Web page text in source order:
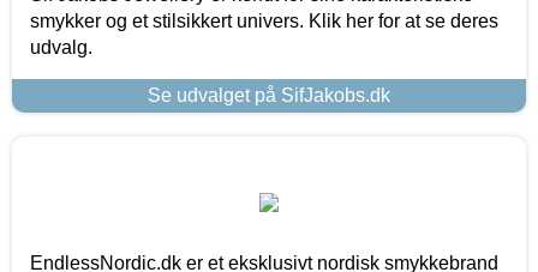
smykker og et stilsikkert univers. Klik her for at se deres
udvalg.
Se udvalget på SifJakobs.dk
EndlessNordic.dk er et eksklusivt nordisk smykkebrand